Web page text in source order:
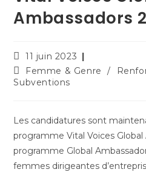
Ambassadors
11 juin 2023
Femme & Genre
/
Subventions
Les candidatures sont
programme Vital Voices Global
programme Global
femmes dirigeantes